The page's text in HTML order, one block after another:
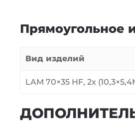
Прямоугольное
Вид изделий
LAM 70×35 HF, 2x